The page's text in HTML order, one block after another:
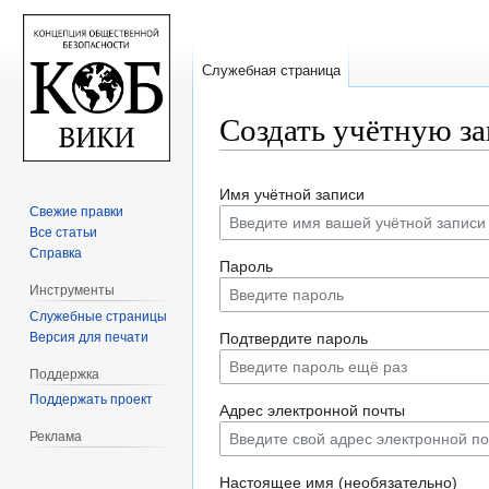
Создать учётную
к
навигации
к
поиску
Имя учётной записи
Пароль
Подтвердите пароль
Адрес электронной почты
Настоящее имя (необязательно)
Служебная страница
Свежие правки
Все статьи
Справка
Инструменты
Служебные страницы
Версия для печати
Поддержка
Поддержать проект
Реклама